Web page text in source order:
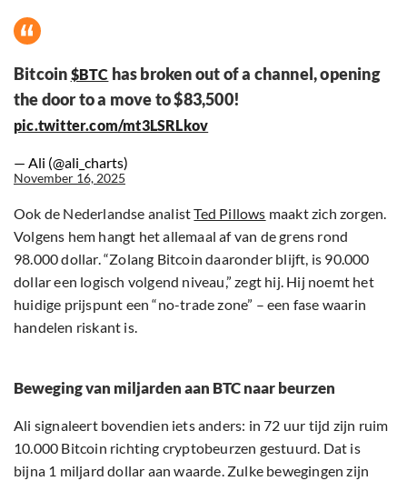
Bitcoin $BTC has broken out of a channel, opening
the door to a move to $83,500!
pic.twitter.com/mt3LSRLkov
— Ali (@ali_charts)
November 16, 2025
Ook de Nederlandse analistTed Pillows maakt zich zorgen.
Volgens hem hangt het allemaal af van de grens rond
98.000 dollar. “Zolang Bitcoin daaronder blijft, is 90.000
dollar een logisch volgend niveau,” zegt hij. Hij noemt het
huidige prijspunt een “no-trade zone” – een fase waarin
handelen riskant is.
Beweging van miljarden aan BTC naar beurzen
Ali signaleert bovendien iets anders: in 72 uur tijd zijn ruim
10.000 Bitcoin richting cryptobeurzen gestuurd. Dat is
bijna 1 miljard dollar aan waarde. Zulke bewegingen zijn